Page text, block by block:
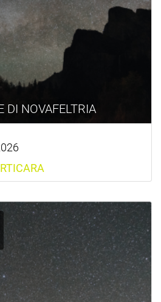
DI NOVAFELTRIA